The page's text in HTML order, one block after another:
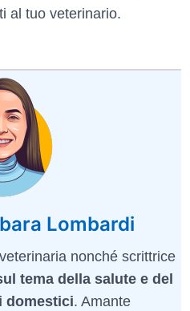
al tuo veterinario.
Lombardi
nonché scrittrice
tema della salute e del
domestici. Amante